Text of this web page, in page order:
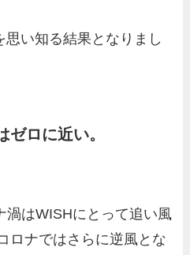
い知る結果となりまし
ゼロに近い。
渦はWISHにとって追い風
ロナではさらに逆風とな